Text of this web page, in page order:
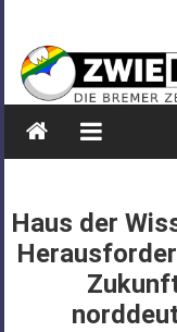
springen
ZWIELICHT
BREMEN
DIE
PSYCHOSOZIALE
THEMEN
Haus der